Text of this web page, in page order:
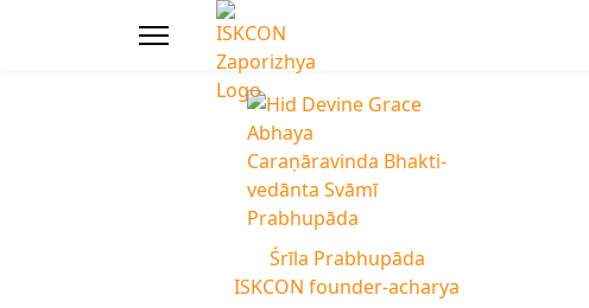
Śrīla Prabhupāda
ISKCON founder-acharya